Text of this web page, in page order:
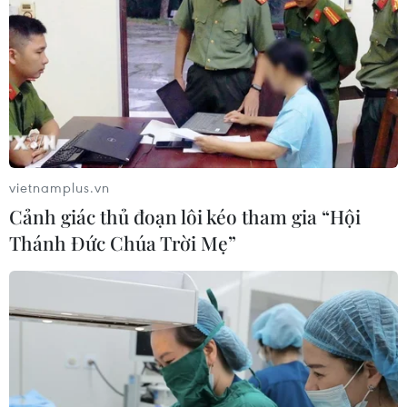
Những điểm mạnh của Việt Nam trong
quan hệ thương mại và đầu tư với Canada
09/03/2024 01:40
vietnamplus.vn
Cảnh giác thủ đoạn lôi kéo tham gia “Hội
Thánh Đức Chúa Trời Mẹ”